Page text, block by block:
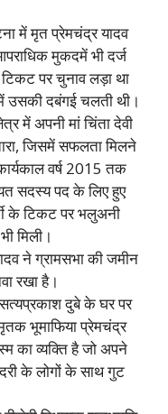
में मृत प्रेमचंद्र यादव
मुकदमें भी दर्ज
पर चुनाव लड़ा था
उसकी दबंगई चलती थी।
में अपनी मां चिंता देवी
जिसमें सफलता मिलने
वर्ष 2015 तक
सदस्य पद के लिए हुए
के टिकट पर भलुअनी
मिली।
ने ग्रामसभा की जमीन
रखा है।
दुबे के घर पर
भूमाफिया प्रेमचंद्र
का व्यक्ति है जो अपने
के लोगों के साथ गुट